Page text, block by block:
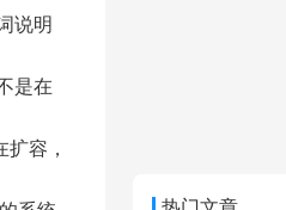
说明
是在
容，